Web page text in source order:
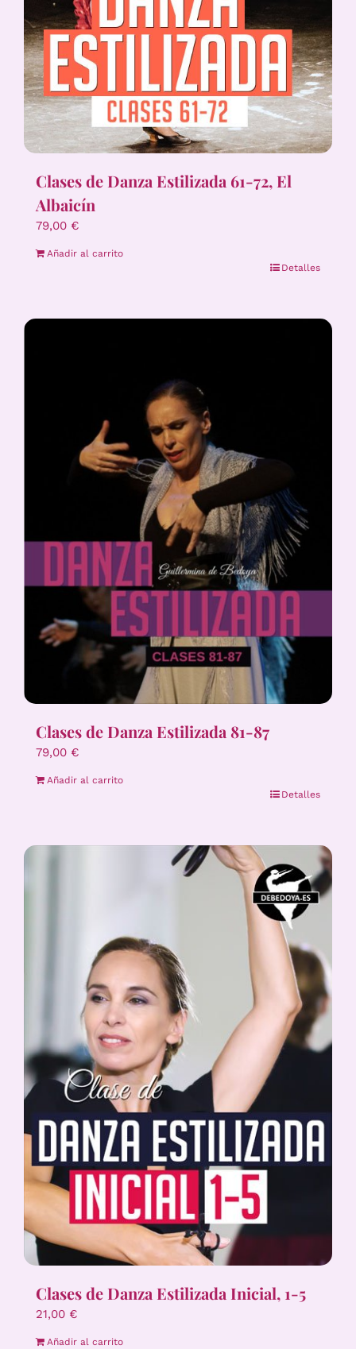
Clases de Danza Estilizada 61-72, El
Albaicín
79,00 €
Añadir al carrito
Detalles
Clases de Danza Estilizada 81-87
79,00 €
Añadir al carrito
Detalles
Clases de Danza Estilizada Inicial, 1-5
21,00 €
Añadir al carrito